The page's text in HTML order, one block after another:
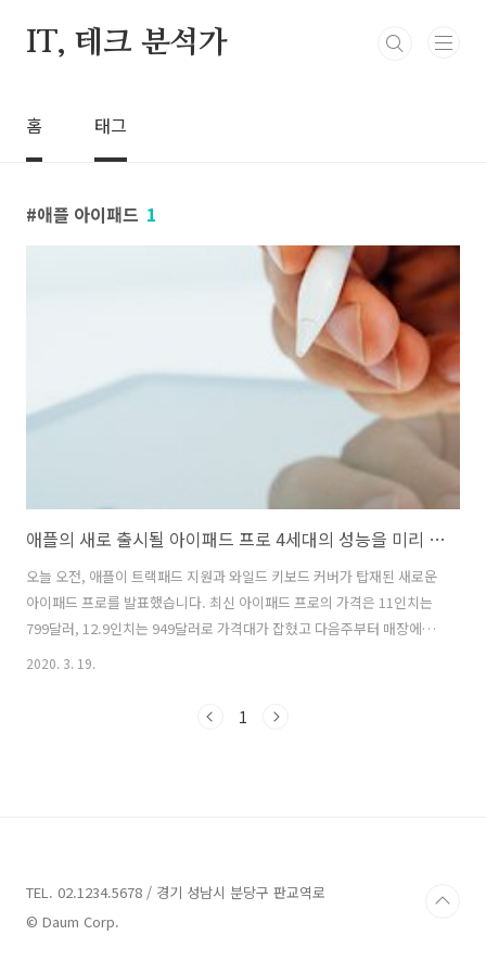
IT, 테크 분석가
홈 태그
애플 아이패드 1
애플의 새로 출시될 아이패드 프로 4세대의 성능을 미리 알아보기 - 매직키보드, 가격, 프로세스, 카메라
오늘 오전, 애플이 트랙패드 지원과 와일드 키보드 커버가 탑재된 새로운
아이패드 프로를 발표했습니다. 최신 아이패드 프로의 가격은 11인치는
799달러, 12.9인치는 949달러로 가격대가 잡혔고 다음주부터 매장에 입
점한다고 발표했습니다. 현재 온라인으로 주문이 가능하다고 했으며, 3
카메라 정도가 있습니다. 사이즈 및 가격대11인치와 12.9인치 사이즈는
2020. 3. 19.
1
TEL. 02.1234.5678 / 경기 성남시 분당구 판교역로
© Daum Corp.